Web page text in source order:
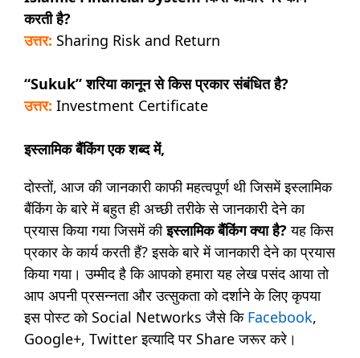
करती है?
उत्तर: Sharing Risk and Return
“Sukuk” शरिया कानून से किस प्रकार संबंधित है?
उत्तर: Investment Certificate
इस्लामिक बैंकिंग एक शब्द में,
दोस्तों, आज की जानकारी काफी महत्वपूर्ण थी जिसमें इस्लामिक
बैंकिंग के बारे में बहुत ही अच्छी तरीके से जानकारी देने का
प्रयास किया गया जिसमें कीइस्लामिक बैंकिंग क्या है? यह किस
प्रकार के कार्य करती हैं? इसके बारे में जानकारी देने का प्रयास
किया गया। उम्मीद है कि आपको हमारा यह लेख पसंद आया तो
आप अपनी प्रसन्नता और उत्सुकता को दर्शाने के लिए कृपया
इस पोस्ट को Social Networks जैसे कि Facebook,
Google+, Twitter इत्यादि पर Share जरूर करे।